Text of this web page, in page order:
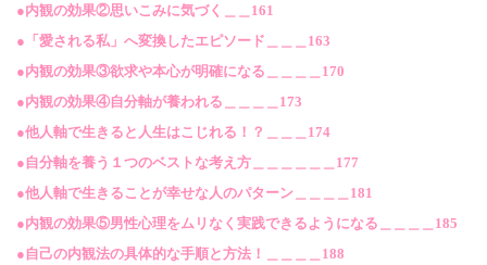
●内観の効果②思いこみに気づく＿＿161
●「愛される私」へ変換したエピソード＿＿＿163
●内観の効果③欲求や本心が明確になる＿＿＿＿170
●内観の効果④自分軸が養われる＿＿＿＿173
●他人軸で生きると人生はこじれる！？＿＿＿174
●自分軸を養う１つのベストな考え方＿＿＿＿＿＿177
●他人軸で生きることが幸せな人のパターン＿＿＿＿181
●内観の効果⑤男性心理をムリなく実践できるようになる＿＿＿＿185
●自己の内観法の具体的な手順と方法！＿＿＿＿188